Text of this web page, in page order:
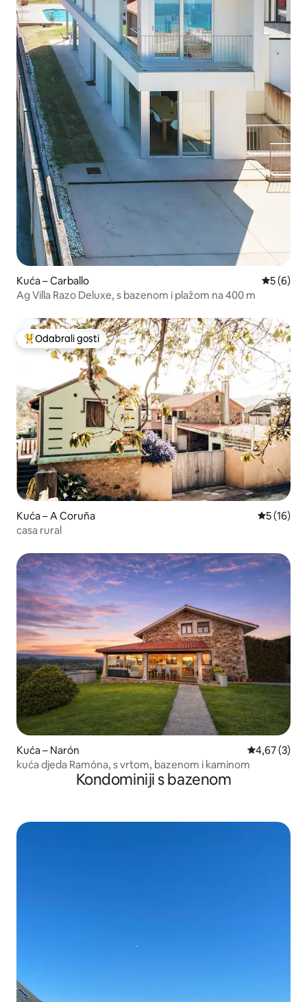
Kuća – Carballo
5 (6)
Ag Villa Razo Deluxe, s bazenom i plažom na 400 m
Među najviše rangiranima s oznakom „Odabrali gosti”
Odabrali gosti
Kuća – A Coruña Prosječna
5 (16)
casa rural
Kuća – Narón Prosječna
4,67 (3)
kuća djeda Ramóna, s vrtom, bazenom i kaminom
Kondominiji s bazenom